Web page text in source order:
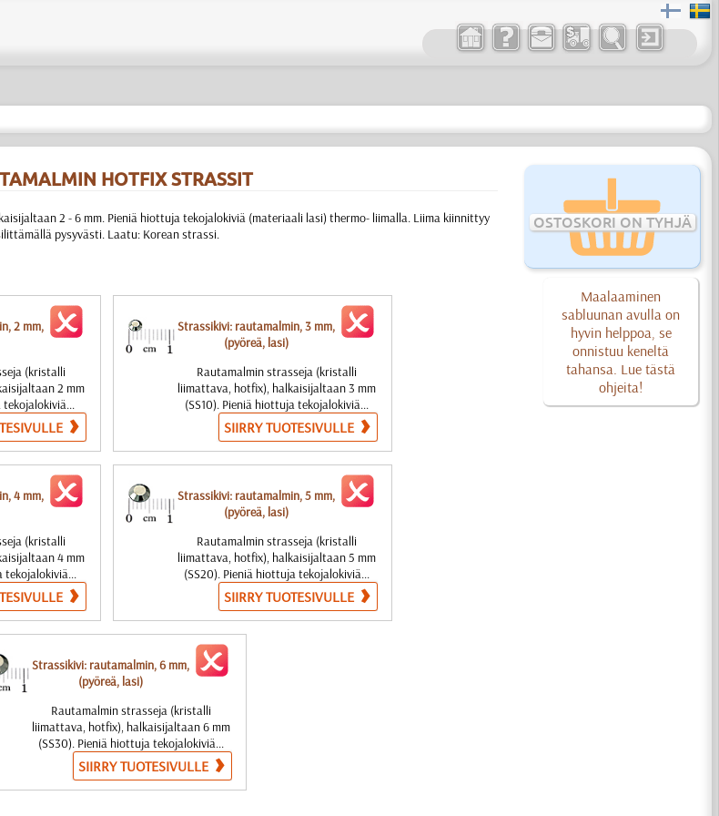
OSTOSKORI ON TYHJÄ
Maalaaminen
sabluunan avulla on
hyvin helppoa, se
onnistuu keneltä
tahansa. Lue tästä
ohjeita!
HOTFIX STRASSIT
2 - 6 mm. Pieniä hiottuja tekojalokiviä (materiaali lasi) thermo- liimalla. Liima kiinnittyy
pysyvästi. Laatu: Korean strassi.
2 mm,
(kristalli
2 mm
tekojalokiviä...
Strassikivi: rautamalmin, 3 mm,
(pyöreä, lasi)
Rautamalmin strasseja (kristalli
liimattava, hotfix), halkaisijaltaan 3 mm
(SS10). Pieniä hiottuja tekojalokiviä...
SIIRRY TUOTESIVULLE
4 mm,
(kristalli
4 mm
tekojalokiviä...
Strassikivi: rautamalmin, 5 mm,
(pyöreä, lasi)
Rautamalmin strasseja (kristalli
liimattava, hotfix), halkaisijaltaan 5 mm
(SS20). Pieniä hiottuja tekojalokiviä...
SIIRRY TUOTESIVULLE
Strassikivi: rautamalmin, 6 mm,
(pyöreä, lasi)
Rautamalmin strasseja (kristalli
liimattava, hotfix), halkaisijaltaan 6 mm
(SS30). Pieniä hiottuja tekojalokiviä...
SIIRRY TUOTESIVULLE